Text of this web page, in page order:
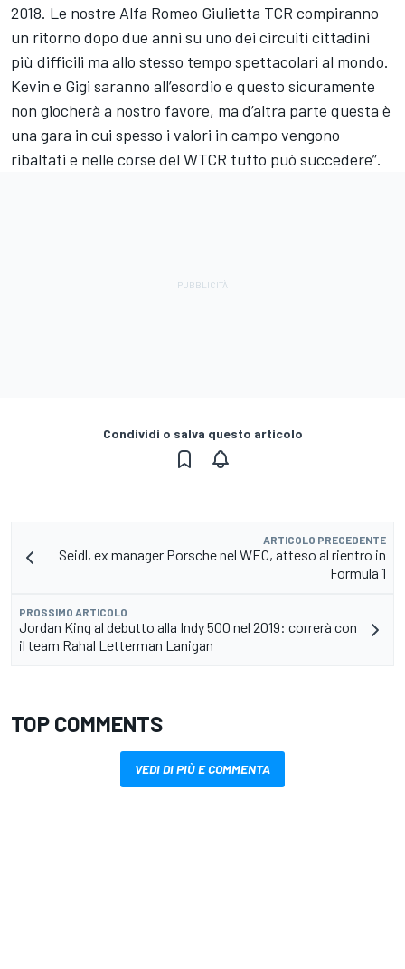
2018. Le nostre Alfa Romeo Giulietta TCR compiranno
un ritorno dopo due anni su uno dei circuiti cittadini
più difficili ma allo stesso tempo spettacolari al mondo.
Kevin e Gigi saranno all’esordio e questo sicuramente
non giocherà a nostro favore, ma d’altra parte questa è
una gara in cui spesso i valori in campo vengono
ribaltati e nelle corse del WTCR tutto può succedere”.
Condividi o salva questo articolo
ARTICOLO PRECEDENTE
Seidl, ex manager Porsche nel WEC, atteso al rientro in
Formula 1
PROSSIMO ARTICOLO
Jordan King al debutto alla Indy 500 nel 2019: correrà con
il team Rahal Letterman Lanigan
TOP COMMENTS
VEDI DI PIÙ E COMMENTA